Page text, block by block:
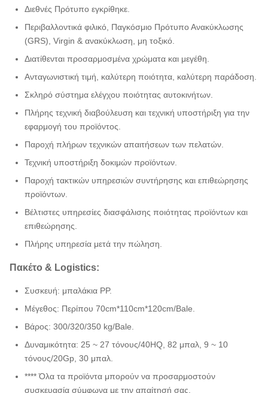
Διεθνές Πρότυπο εγκρίθηκε.
Περιβαλλοντικά φιλικό, Παγκόσμιο Πρότυπο Ανακύκλωσης
(GRS), Virgin & ανακύκλωση, μη τοξικό.
Διατίθενται προσαρμοσμένα χρώματα και μεγέθη.
Ανταγωνιστική τιμή, καλύτερη ποιότητα, καλύτερη παράδοση.
Σκληρό σύστημα ελέγχου ποιότητας αυτοκινήτων.
Πλήρης τεχνική διαβούλευση και τεχνική υποστήριξη για την
εφαρμογή του προϊόντος.
Παροχή πλήρων τεχνικών απαιτήσεων των πελατών.
Τεχνική υποστήριξη δοκιμών προϊόντων.
Παροχή τακτικών υπηρεσιών συντήρησης και επιθεώρησης
προϊόντων.
Βέλτιστες υπηρεσίες διασφάλισης ποιότητας προϊόντων και
επιθεώρησης.
Πλήρης υπηρεσία μετά την πώληση.
Πακέτο & Logistics:
Συσκευή: μπαλάκια PP.
Μέγεθος: Περίπου 70cm*110cm*120cm/Bale.
Βάρος: 300/320/350 kg/Bale.
Δυναμικότητα: 25 ~ 27 τόνους/40HQ, 82 μπαλ, 9 ~ 10
τόνους/20Gp, 30 μπαλ.
**** Όλα τα προϊόντα μπορούν να προσαρμοστούν
συσκευασία σύμφωνα με την απαίτησή σας.